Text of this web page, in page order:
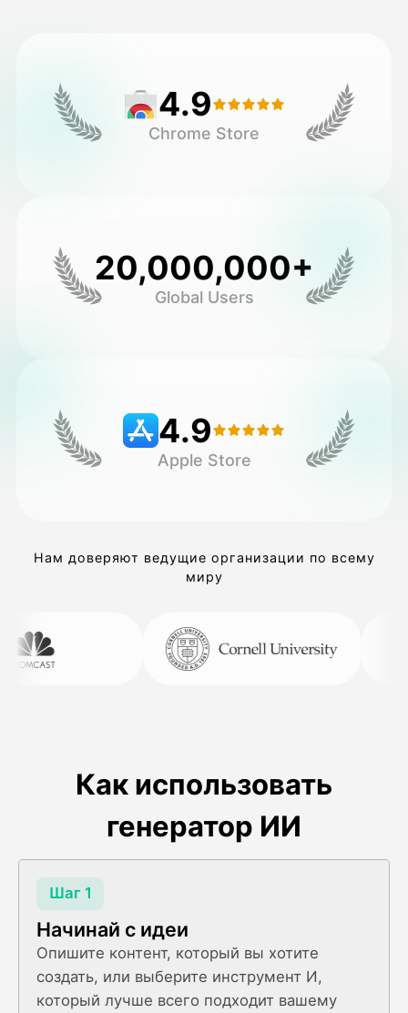
Другие инструменты
4.9
Chrome Store
20,000,000+
Global Users
4.9
Apple Store
Нам доверяют ведущие организации по всему
миру
Как использовать
генератор ИИ
Шаг 1
Начинай с идеи
Опишите контент, который вы хотите
создать, или выберите инструмент И,
который лучше всего подходит вашему